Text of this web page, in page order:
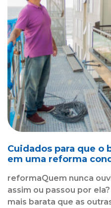
Cuidados para que o
em uma reforma
reformaQuem nunca
assim ou passou por
mais barata que as